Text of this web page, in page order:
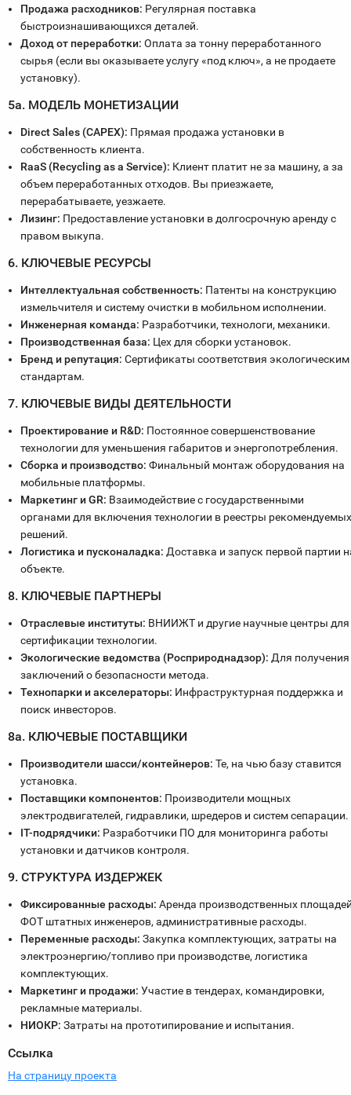
Продажа расходников: Регулярная поставка
быстроизнашивающихся деталей.
Доход от переработки: Оплата за тонну переработанного
сырья (если вы оказываете услугу «под ключ», а не продаете
установку).
5а. МОДЕЛЬ МОНЕТИЗАЦИИ
Direct Sales (CAPEX): Прямая продажа установки в
собственность клиента.
RaaS (Recycling as a Service): Клиент платит не за машину, а за
объем переработанных отходов. Вы приезжаете,
перерабатываете, уезжаете.
Лизинг: Предоставление установки в долгосрочную аренду с
правом выкупа.
6. КЛЮЧЕВЫЕ РЕСУРСЫ
Интеллектуальная собственность: Патенты на конструкцию
измельчителя и систему очистки в мобильном исполнении.
Инженерная команда: Разработчики, технологи, механики.
Производственная база: Цех для сборки установок.
Бренд и репутация: Сертификаты соответствия экологическим
стандартам.
7. КЛЮЧЕВЫЕ ВИДЫ ДЕЯТЕЛЬНОСТИ
Проектирование и R&D: Постоянное совершенствование
технологии для уменьшения габаритов и энергопотребления.
Сборка и производство: Финальный монтаж оборудования на
мобильные платформы.
Маркетинг и GR: Взаимодействие с государственными
органами для включения технологии в реестры
решений.
Логистика и пусконаладка: Доставка и запуск первой партии
объекте.
8. КЛЮЧЕВЫЕ ПАРТНЕРЫ
Отраслевые институты: ВНИИЖТ и другие научные центры для
сертификации технологии.
Экологические ведомства (Росприроднадзор): Для получения
заключений о безопасности метода.
Технопарки и акселераторы: Инфраструктурная поддержка и
поиск инвесторов.
8а. КЛЮЧЕВЫЕ ПОСТАВЩИКИ
Производители шасси/контейнеров: Те, на чью базу ставится
установка.
Поставщики компонентов: Производители мощных
электродвигателей, гидравлики, шредеров и систем сепарации.
IT-подрядчики: Разработчики ПО для мониторинга работы
установки и датчиков контроля.
9. СТРУКТУРА ИЗДЕРЖЕК
Фиксированные расходы: Аренда производственных
ФОТ штатных инженеров, административные расходы.
Переменные расходы: Закупка комплектующих, затраты на
электроэнергию/топливо при производстве, логистика
комплектующих.
Маркетинг и продажи: Участие в тендерах, командировки,
рекламные материалы.
НИОКР: Затраты на прототипирование и испытания.
Ссылка
На страницу проекта